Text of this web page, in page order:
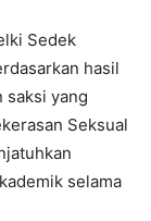
Sedek
hasil
saksi yang
Seksual
selama